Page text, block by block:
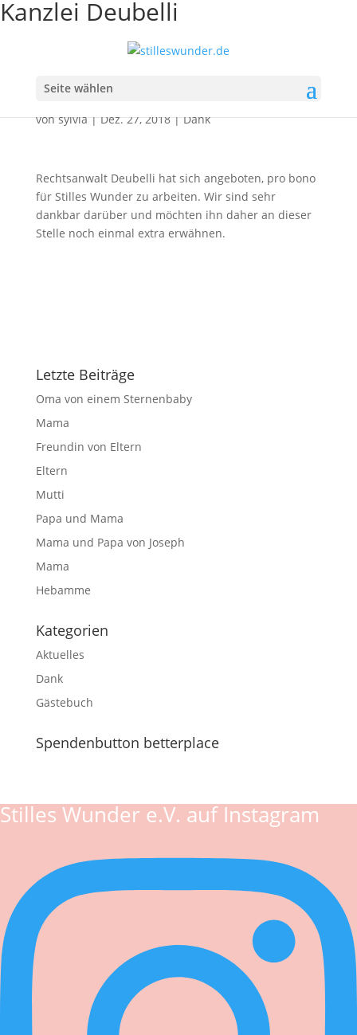
Seite wählen
Kanzlei Deubelli
Kanzlei Deubelli
vonsylvia|Dez. 27, 2018|Dank
Rechtsanwalt Deubelli hat sich angeboten, pro bono
für Stilles Wunder zu arbeiten. Wir sind sehr
dankbar darüber und möchten ihn daher an dieser
Stelle noch einmal extra erwähnen.
Letzte Beiträge
Oma von einem Sternenbaby
Mama
Freundin von Eltern
Eltern
Mutti
Papa und Mama
Mama und Papa von Joseph
Mama
Hebamme
Kategorien
Aktuelles
Dank
Gästebuch
Spendenbutton betterplace
Stilles Wunder e.V. auf Instagram